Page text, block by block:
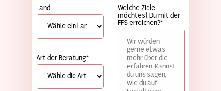
Land
Welche Ziele
möchtest Du mit der
FFS erreichen?*
Art der Beratung*